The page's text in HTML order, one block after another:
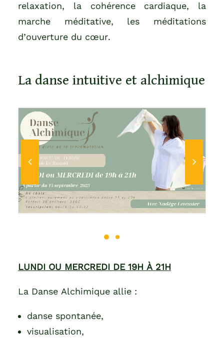
relaxation, la cohérence cardiaque, la
marche méditative, les méditations
d’ouverture du cœur.
La danse intuitive et alchimique
LUNDI OU MERCREDI DE 19H À 21H
La Danse Alchimique allie :
danse spontanée,
visualisation,